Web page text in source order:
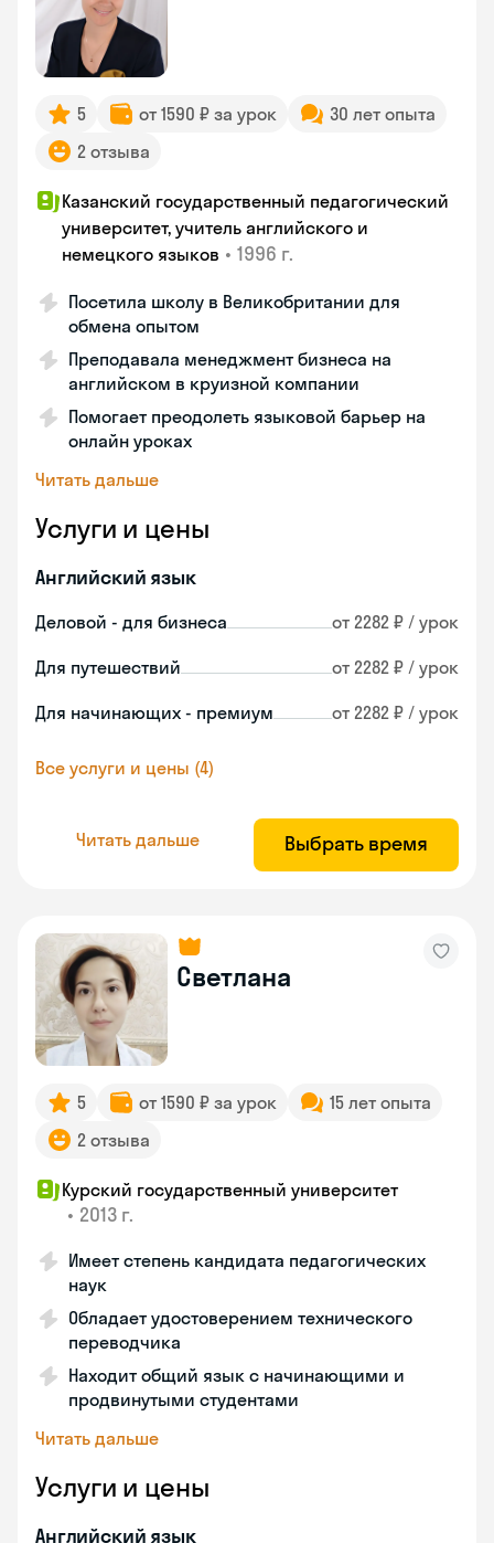
5 от 1590 ₽ за урок
30 лет опыта
2 отзыва
Казанский государственный педагогический
университет, учитель английского и
немецкого языков • 1996 г.
Посетила школу в Великобритании для
обмена опытом
Преподавала менеджмент бизнеса на
английском в круизной компании
Помогает преодолеть языковой барьер на
онлайн уроках
Читать дальше
Услуги и цены
Английский язык
Деловой - для бизнеса от 2282 ₽ / урок
Для путешествий от 2282 ₽ / урок
Для начинающих - премиум от 2282 ₽ / урок
Все услуги и цены (4)
Читать дальше Выбрать время
Светлана
5 от 1590 ₽ за урок
15 лет опыта
2 отзыва
Курский государственный университет
• 2013 г.
Имеет степень кандидата педагогических
наук
Обладает удостоверением технического
переводчика
Находит общий язык с начинающими и
продвинутыми студентами
Читать дальше
Услуги и цены
Английский язык